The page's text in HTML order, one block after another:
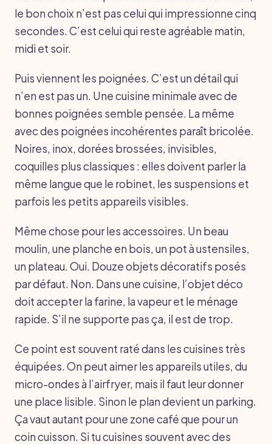
le bon choix n’est pas celui qui impressionne cinq
secondes. C’est celui qui reste agréable matin,
midi et soir.
Puis viennent les poignées. C’est un détail qui
n’en est pas un. Une cuisine minimale avec de
bonnes poignées semble pensée. La même
avec des poignées incohérentes paraît bricolée.
Noires, inox, dorées brossées, invisibles,
coquilles plus classiques : elles doivent parler la
même langue que le robinet, les suspensions et
parfois les petits appareils visibles.
Même chose pour les accessoires. Un beau
moulin, une planche en bois, un pot à ustensiles,
un plateau. Oui. Douze objets décoratifs posés
par défaut. Non. Dans une cuisine, l’objet déco
doit accepter la farine, la vapeur et le ménage
rapide. S’il ne supporte pas ça, il est de trop.
Ce point est souvent raté dans les cuisines très
équipées. On peut aimer les appareils utiles, du
micro-ondes à l’airfryer, mais il faut leur donner
une place lisible. Sinon le plan devient un parking.
Ça vaut autant pour une zone café que pour un
coin cuisson. Si tu cuisines souvent avec des